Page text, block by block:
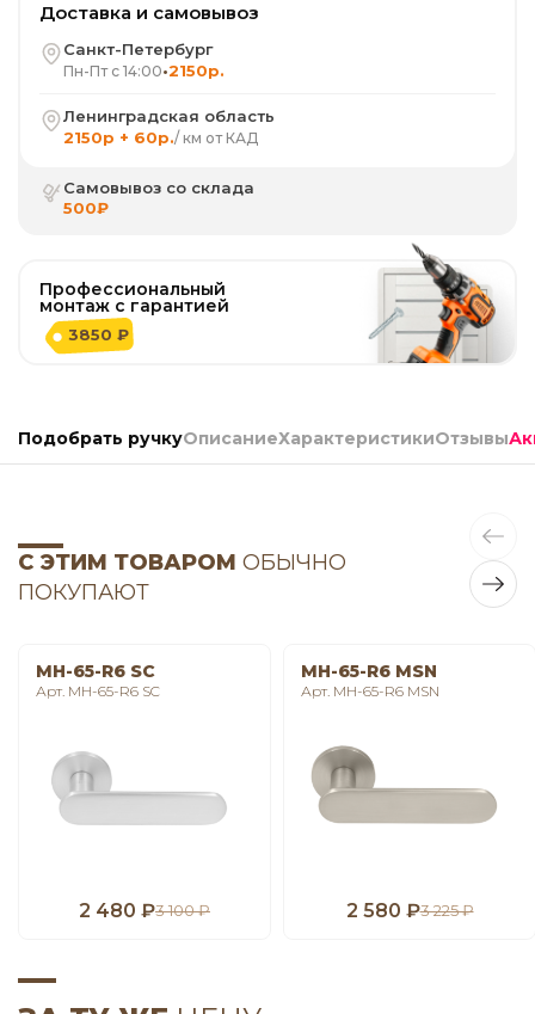
Доставка и самовывоз
Санкт-Петербург
Пн-Пт с 14:00•2150р.
Ленинградская область
2150р + 60р./ км от КАД
Самовывоз со склада
500₽
Профессиональный
монтаж с гарантией
3850 ₽
Подобрать ручкуОписаниеХарактеристикиОтзывы
С ЭТИМ ТОВАРОМ ОБЫЧНО
ПОКУПАЮТ
MH-65-R6 SC
Арт. MH-65-R6 SC
2 480 ₽3 100 ₽
MH-65-R6 MSN
Арт. MH-65-R6 MSN
2 580 ₽3 225 ₽